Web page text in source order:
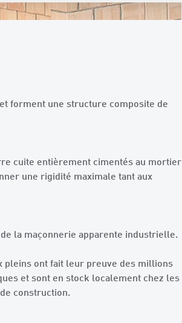
forment une structure composite de
cuite entièrement cimentés au mortier
une rigidité maximale tant aux
la maçonnerie apparente industrielle.
pleins ont fait leur preuve des millions
et sont en stock localement chez les
construction.